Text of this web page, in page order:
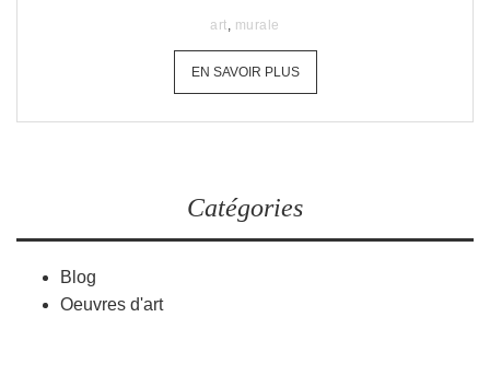
art, murale
EN SAVOIR PLUS
Catégories
Blog
Oeuvres d'art